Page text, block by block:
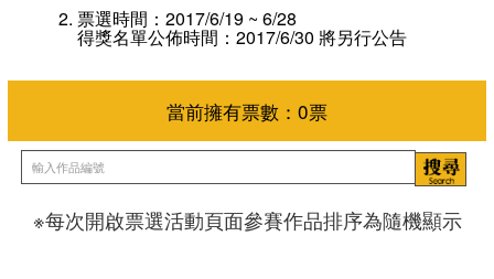
票選時間：2017/6/19 ~ 6/28
得獎名單公佈時間：2017/6/30 將另行公告
※每次開啟票選活動頁面參賽作品排序為隨機顯示